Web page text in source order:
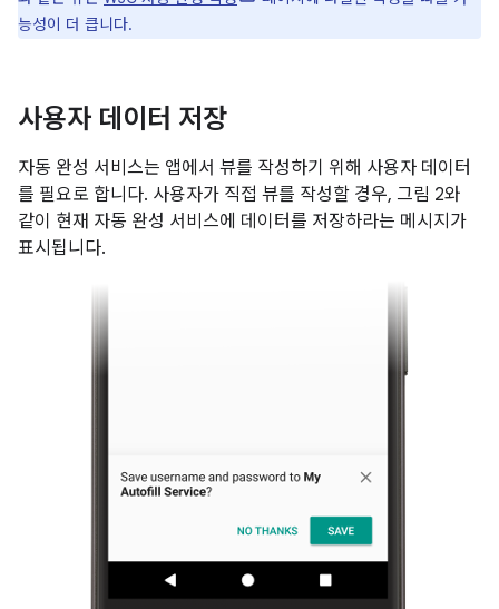
능성이 더 큽니다.
사용자 데이터 저장
자동 완성 서비스는 앱에서 뷰를 작성하기 위해 사용자 데이터
를 필요로 합니다. 사용자가 직접 뷰를 작성할 경우, 그림 2와
같이 현재 자동 완성 서비스에 데이터를 저장하라는 메시지가
표시됩니다.